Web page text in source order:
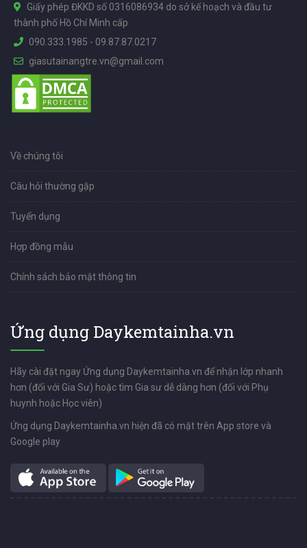
Giấy phép ĐKKD số 0316086934 do sở kế hoạch và đầu tư
thành phố Hồ Chí Minh cấp
090.333.1985 - 09.87.87.0217
giasutainangtre.vn@gmail.com
Về chúng tôi
Câu hỏi thường gặp
Tuyển dụng
Hợp đồng mẫu
Chính sách bảo mật thông tin
Ứng dụng Daykemtainha.vn
Hãy cài đặt ngay Ứng dụng Daykemtainha.vn để nhận lớp nhanh
hơn (đối với Gia Sư) hoặc tìm Gia sư dễ dàng hơn (đối với Phụ
huynh hoặc Học viên)
Ứng dụng Daykemtainha.vn hiện đã có mặt trên App store và
Google play